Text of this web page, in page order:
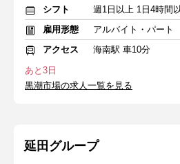
シフト
雇用形態
アルバイト・パート
アクセス
海南駅 車10分
あと3日
黒潮市場の求人一覧を見る
延田グループ